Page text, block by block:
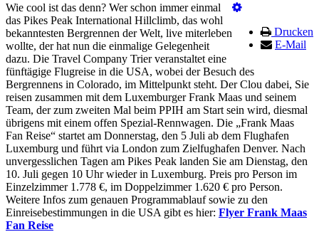
Drucken
E-Mail
Wie cool ist das denn? Wer schon immer einmal
das Pikes Peak International Hillclimb, das wohl
bekanntesten Bergrennen der Welt, live miterleben
wollte, der hat nun die einmalige Gelegenheit
dazu. Die Travel Company Trier veranstaltet eine
fünftägige Flugreise in die USA, wobei der Besuch des
Bergrennens in Colorado, im Mittelpunkt steht. Der Clou dabei, Sie
reisen zusammen mit dem Luxemburger Frank Maas und seinem
Team, der zum zweiten Mal beim PPIH am Start sein wird, diesmal
übrigens mit einem offen Spezial-Rennwagen. Die „Frank Maas
Fan Reise“ startet am Donnerstag, den 5 Juli ab dem Flughafen
Luxemburg und führt via London zum Zielfughafen Denver. Nach
unvergesslichen Tagen am Pikes Peak landen Sie am Dienstag, den
10. Juli gegen 10 Uhr wieder in Luxemburg. Preis pro Person im
Einzelzimmer 1.778 €, im Doppelzimmer 1.620 € pro Person.
Weitere Infos zum genauen Programmablauf sowie zu den
Einreisebestimmungen in die USA gibt es hier: Flyer Frank Maas
Fan Reise